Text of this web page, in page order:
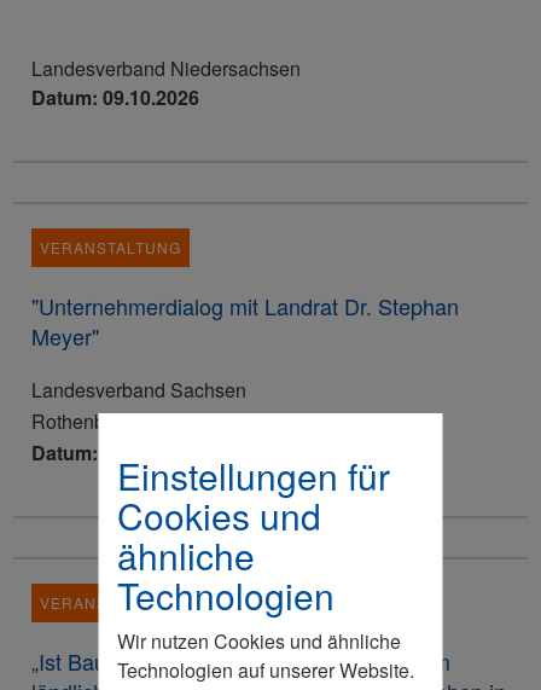
Einstellungen für
Cookies und
ähnliche
Technologien
Wir nutzen Cookies und ähnliche
Technologien auf unserer Website.
Landesverband Niedersachsen
Datum: 09.10.2026
VERANSTALTUNG
"Unternehmerdialog mit Landrat Dr. Stephan
Meyer"
Landesverband Sachsen
Rothenburg/O.L.
Datum: 16.10.2026
VERANSTALTUNG
„Ist Bauen noch bezahlbar?“ – Probleme im